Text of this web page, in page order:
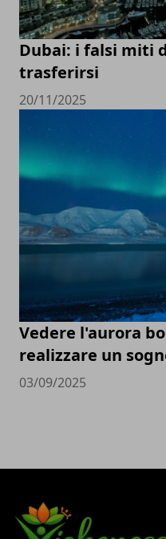
Dubai: i falsi miti
trasferirsi
20/11/2025
Vedere l'aurora
realizzare un
03/09/2025